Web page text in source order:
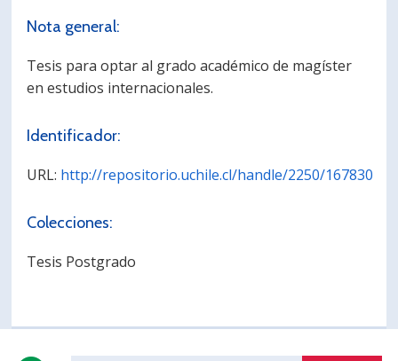
Nota general:
Tesis para optar al grado académico de magíster
en estudios internacionales.
Identificador:
URL: http://repositorio.uchile.cl/handle/2250/167830
Colecciones:
Tesis Postgrado